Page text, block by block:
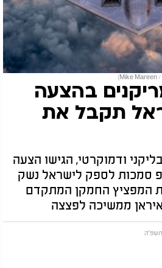
בהצעה
תקבל את
ודמוקרטי, הגישו הצעה
סמכות לספק לישראל נשק
המפציץ החמקן המתקדם
ממשיכה לפצצה